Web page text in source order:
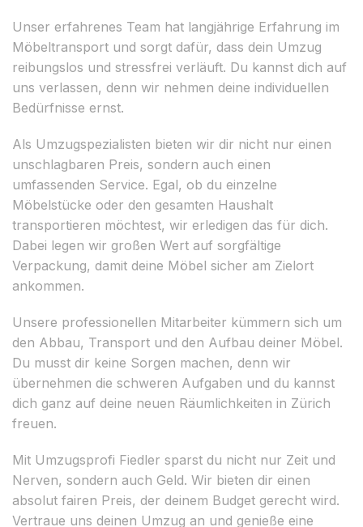
Unser erfahrenes Team hat langjährige Erfahrung im
Möbeltransport und sorgt dafür, dass dein Umzug
reibungslos und stressfrei verläuft. Du kannst dich auf
uns verlassen, denn wir nehmen deine individuellen
Bedürfnisse ernst.
Als Umzugspezialisten bieten wir dir nicht nur einen
unschlagbaren Preis, sondern auch einen
umfassenden Service. Egal, ob du einzelne
Möbelstücke oder den gesamten Haushalt
transportieren möchtest, wir erledigen das für dich.
Dabei legen wir großen Wert auf sorgfältige
Verpackung, damit deine Möbel sicher am Zielort
ankommen.
Unsere professionellen Mitarbeiter kümmern sich um
den Abbau, Transport und den Aufbau deiner Möbel.
Du musst dir keine Sorgen machen, denn wir
übernehmen die schweren Aufgaben und du kannst
dich ganz auf deine neuen Räumlichkeiten in Zürich
freuen.
Mit Umzugsprofi Fiedler sparst du nicht nur Zeit und
Nerven, sondern auch Geld. Wir bieten dir einen
absolut fairen Preis, der deinem Budget gerecht wird.
Vertraue uns deinen Umzug an und genieße eine